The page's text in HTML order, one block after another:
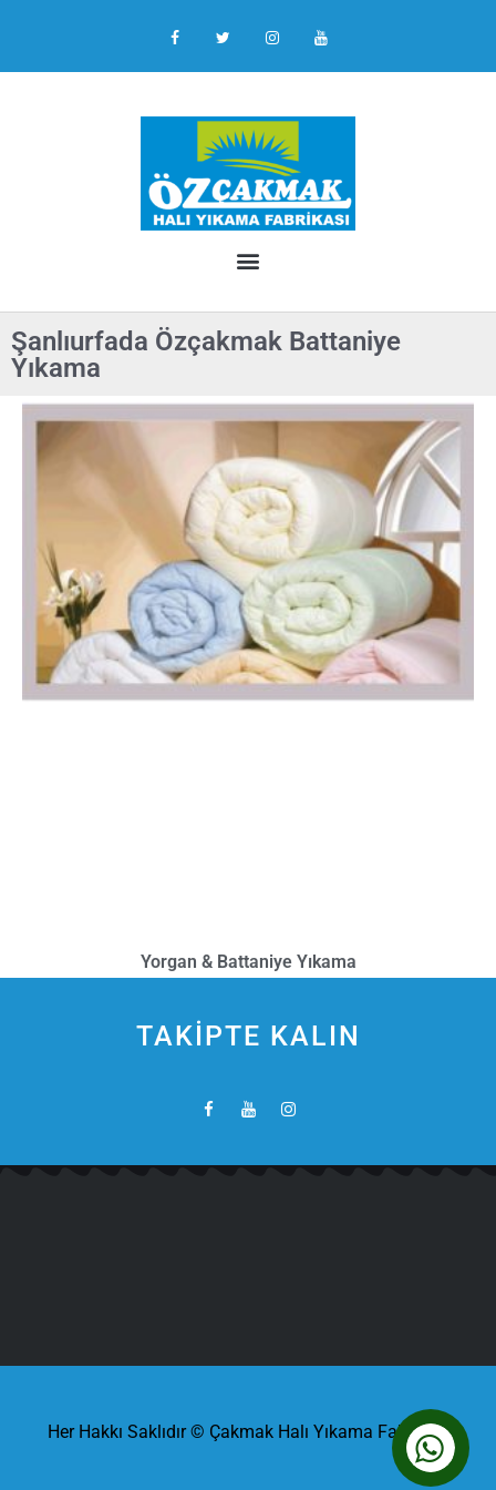
Şanlıurfada Özçakmak Battaniye
Yıkama
Yorgan & Battaniye Yıkama
TAKİPTE KALIN
Her Hakkı Saklıdır © Çakmak Halı Yıkama Fabrikası